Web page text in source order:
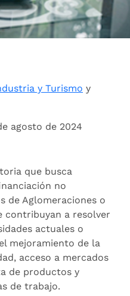
y Turismo y
agosto de 2024
que busca
no
de Aglomeraciones o
contribuyan a resolver
actuales o
mejoramiento de la
acceso a mercados
de productos y
de trabajo.